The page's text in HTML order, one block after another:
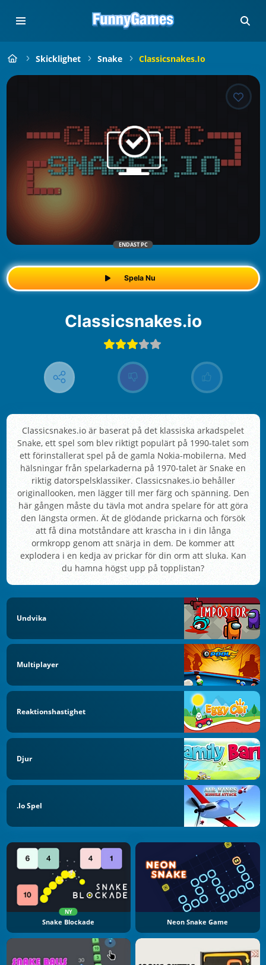
Skicklighet Snake Classicsnakes.io
ENDAST PC
Spela Nu
Classicsnakes.io
Classicsnakes.io är baserat på det klassiska arkadspelet
Snake, ett spel som blev riktigt populärt på 1990-talet som
ett förinstallerat spel på de gamla Nokia-mobilerna. Med
hälsningar från spelarkaderna på 1970-talet är Snake en
riktig datorspelsklassiker. Classicsnakes.io behåller
originallooken, men lägger till mer färg och spänning. Den
här gången måste du tävla mot andra spelare för att göra
den längsta ormen. Ät de glödande prickarna och försök
att få dina motståndare att krascha in i din långa
ormkropp genom att snärja in dem. De kommer att
explodera i en kedja av prickar för din orm att sluka. Kan
du hamna högst upp på topplistan?
Undvika
Multiplayer
Reaktionshastighet
Djur
.io Spel
NY
Snake Blockade Neon Snake Game